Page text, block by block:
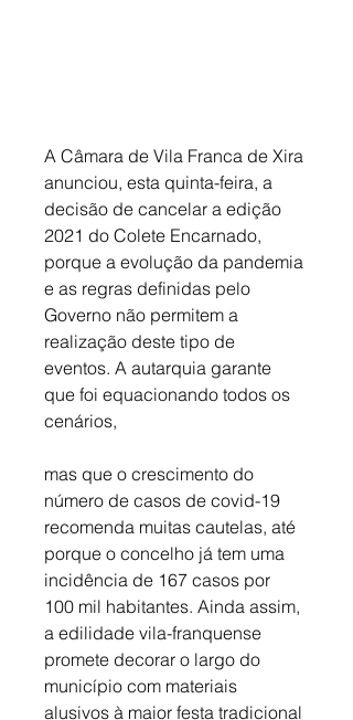
A Câmara de Vila Franca de Xira
anunciou, esta quinta-feira, a
decisão de cancelar a edição
2021 do Colete Encarnado,
porque a evolução da pandemia
e as regras definidas pelo
Governo não permitem a
realização deste tipo de
eventos. A autarquia garante
que foi equacionando todos os
cenários,
mas que o crescimento do
número de casos de covid-19
recomenda muitas cautelas, até
porque o concelho já tem uma
incidência de 167 casos por
100 mil habitantes. Ainda assim,
a edilidade vila-franquense
promete decorar o largo do
município com materiais
alusivos à maior festa tradicional